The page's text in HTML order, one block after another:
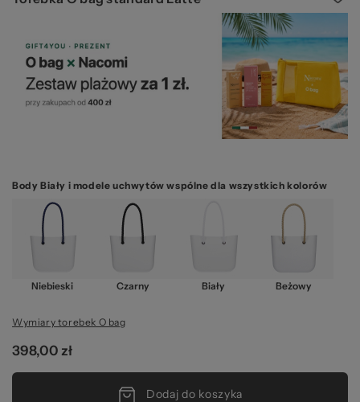
Body Biały i modele uchwytów wspólne dla wszystkich kolorów
Niebieski Czarny Biały Beżowy
Wymiary torebek O bag
398,00 zł
Dodaj do koszyka